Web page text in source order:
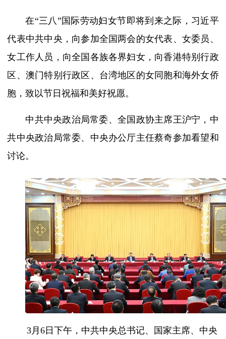
在“三八”国际劳动妇女节即将到来之际，习近平
代表中共中央，向参加全国两会的女代表、女委员、
女工作人员，向全国各族各界妇女，向香港特别行政
区、澳门特别行政区、台湾地区的女同胞和海外女侨
胞，致以节日祝福和美好祝愿。
中共中央政治局常委、全国政协主席王沪宁，中
共中央政治局常委、中央办公厅主任蔡奇参加看望和
讨论。
3月6日下午，中共中央总书记、国家主席、中央